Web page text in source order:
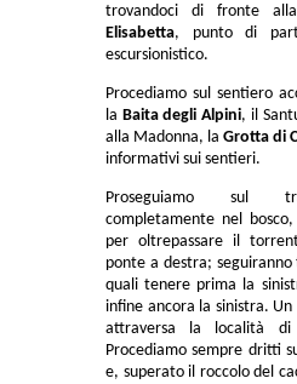
trovandoci di fronte
Elisabetta, punto di
escursionistico.
Procediamo sul sentiero
la Baita degli Alpini, il
alla Madonna, la Grotta di
informativi sui sentieri.
Proseguiamo sul
completamente nel
per oltrepassare il
ponte a destra;
quali tenere prima la
infine ancora la sinistra.
attraversa la località di
Procediamo sempre dritti
e, superato il roccolo del